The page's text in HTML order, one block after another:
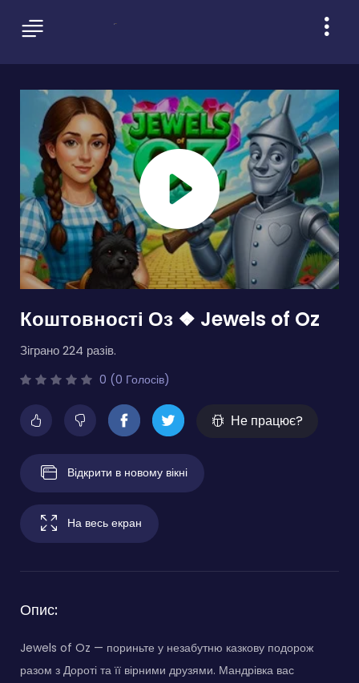
Коштовності Оз ❖ Jewels of Oz
Зіграно 224 разів.
0 (0 Голосів)
Не працює?
Відкрити в новому вікні
На весь екран
Опис:
Jewels of Oz — пориньте у незабутню казкову подорож
разом з Дороті та її вірними друзями. Мандрівка вас